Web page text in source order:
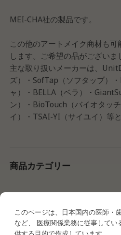
MEI-CHA社の製品です。
この他のアートメイク商材も
します。ご希望の品がございま
主な取り扱いメーカーは、
ズ）・SofTap（ソフタップ）
ャ）・BELLA（ベラ）・
ン）・BioTouch（バイオタッ
イ）・TSAI-YI（サイユイ）等
商品カテゴリー
・タトゥー商材＜マシン関連＞
MEI-CHA LUMI
MEI-CHA IRIS
このページは、日本国内の医師・
など、 医療関係業務に従事してい